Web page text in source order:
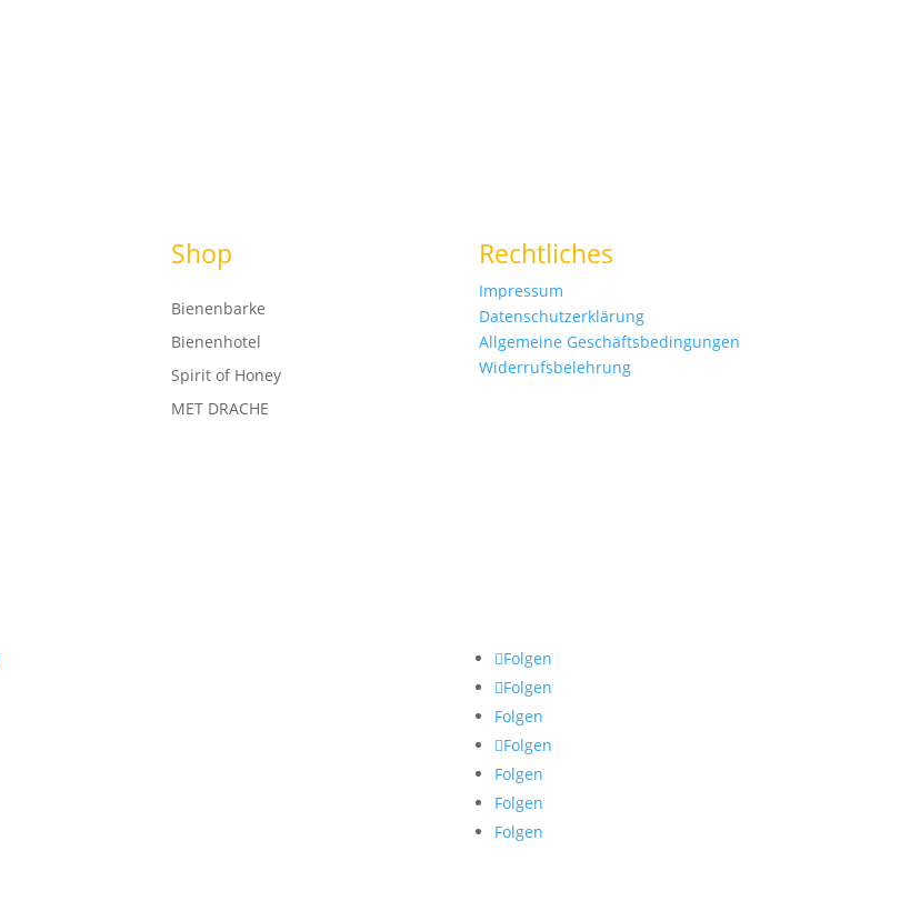
Shop
Bienenbarke
Bienenhotel
Spirit of Honey
MET DRACHE
Rechtliches
Impressum
Datenschutzerklärung
Allgemeine Geschäftsbedingungen
Widerrufsbelehrung
Folgen
Folgen
Folgen
Folgen
Folgen
Folgen
Folgen